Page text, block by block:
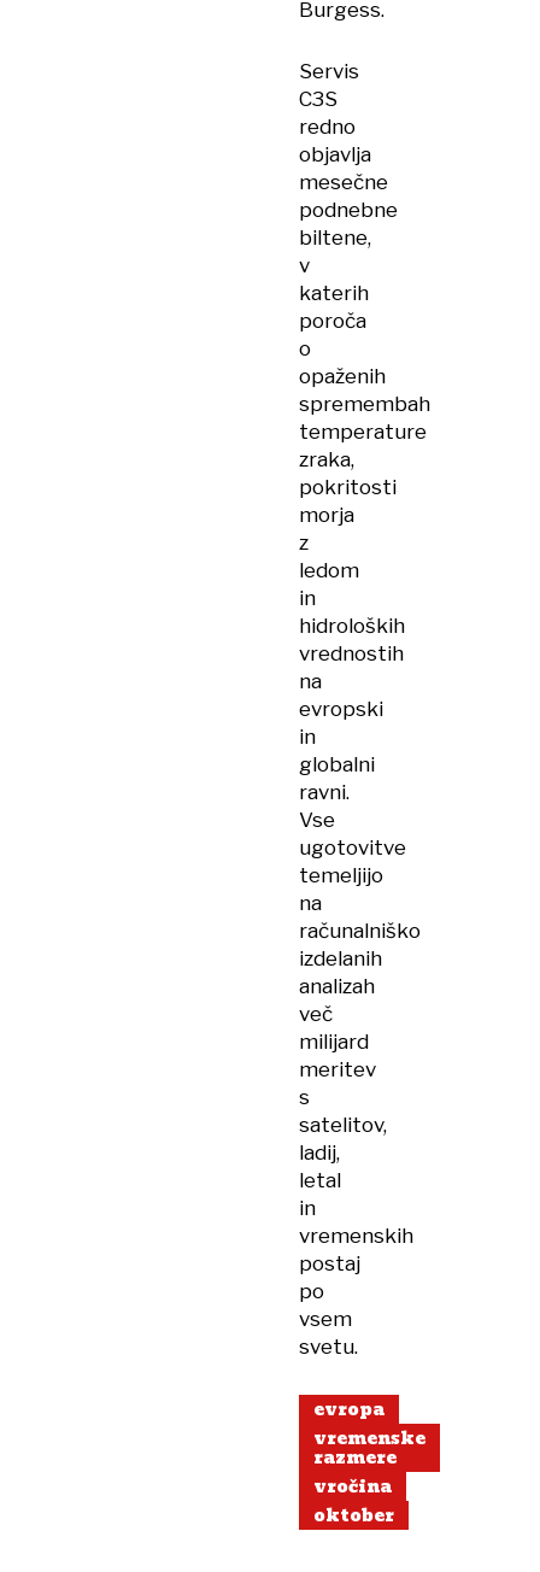
Burgess.
Servis
C3S
redno
objavlja
mesečne
podnebne
biltene,
v
katerih
poroča
o
opaženih
spremembah
temperature
zraka,
pokritosti
morja
z
ledom
in
hidroloških
vrednostih
na
evropski
in
globalni
ravni.
Vse
ugotovitve
temeljijo
na
računalniško
izdelanih
analizah
več
milijard
meritev
s
satelitov,
ladij,
letal
in
vremenskih
postaj
po
vsem
svetu.
evropa
vremenske
razmere
vročina
oktober